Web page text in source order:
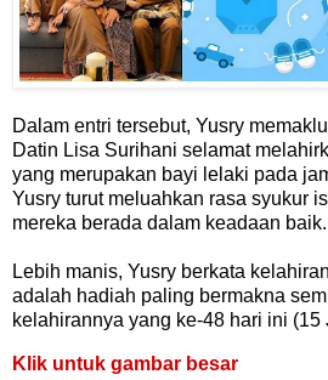
Dalam entri tersebut, Yusry
Datin Lisa Surihani selamat
yang merupakan bayi lelaki pada
Yusry turut meluahkan rasa syukur
mereka berada dalam keadaan baik.
Lebih manis, Yusry berkata
adalah hadiah paling bermakna
kelahirannya yang ke-48 hari ini (15
Klik untuk gambar besar